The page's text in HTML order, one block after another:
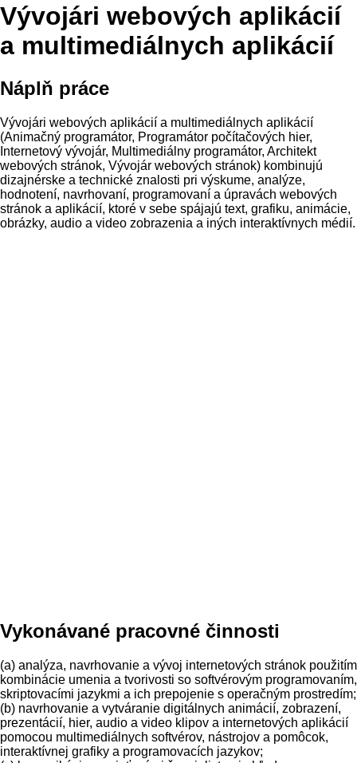
Vývojári webových aplikácií
a multimediálnych aplikácií
Náplň práce
Vývojári webových aplikácií a multimediálnych aplikácií
(Animačný programátor, Programátor počítačových hier,
Internetový vývojár, Multimediálny programátor, Architekt
webových stránok, Vývojár webových stránok) kombinujú
dizajnérske a technické znalosti pri výskume, analýze,
hodnotení, navrhovaní, programovaní a úpravách webových
stránok a aplikácií, ktoré v sebe spájajú text, grafiku, animácie,
obrázky, audio a video zobrazenia a iných interaktívnych médií.
Vykonávané pracovné činnosti
(a) analýza, navrhovanie a vývoj internetových stránok použitím
kombinácie umenia a tvorivosti so softvérovým programovaním,
skriptovacími jazykmi a ich prepojenie s operačným prostredím;
(b) navrhovanie a vytváranie digitálnych animácií, zobrazení,
prezentácií, hier, audio a video klipov a internetových aplikácií
pomocou multimediálnych softvérov, nástrojov a pomôcok,
interaktívnej grafiky a programovacích jazykov;